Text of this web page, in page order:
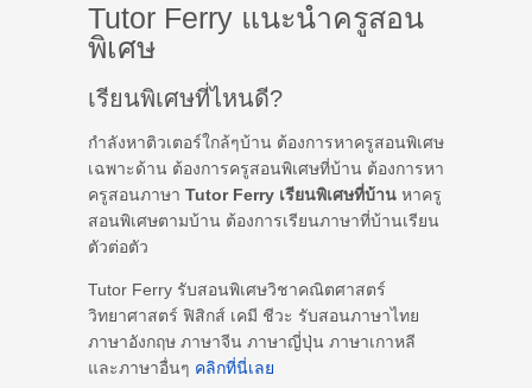
Tutor Ferry แนะนำครูสอน
พิเศษ
เรียนพิเศษที่ไหนดี?
กำลังหาติวเตอร์ใกล้ๆบ้าน ต้องการหาครูสอนพิเศษ
เฉพาะด้าน ต้องการครูสอนพิเศษที่บ้าน ต้องการหา
ครูสอนภาษา Tutor Ferry เรียนพิเศษที่บ้าน หาครู
สอนพิเศษตามบ้าน ต้องการเรียนภาษาที่บ้านเรียน
ตัวต่อตัว
Tutor Ferry รับสอนพิเศษวิชาคณิตศาสตร์
วิทยาศาสตร์ ฟิสิกส์ เคมี ชีวะ รับสอนภาษาไทย
ภาษาอังกฤษ ภาษาจีน ภาษาญี่ปุ่น ภาษาเกาหลี
และภาษาอื่นๆ คลิกที่นี่เลย